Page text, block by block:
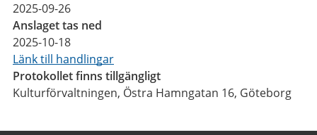
2025-09-26
Anslaget tas ned
2025-10-18
Länk till handlingar
Protokollet finns tillgängligt
Kulturförvaltningen, Östra Hamngatan 16, Göteborg